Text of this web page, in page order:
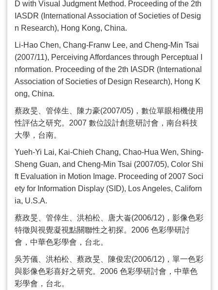
D with Visual Judgment Method. Proceeding of the 2th
IASDR (International Association of Societies of Desig
n Research), Hong Kong, China.
Li-Hao Chen, Chang-Franw Lee, and Cheng-Min Tsai
(2007/11), Perceiving Affordances through Perceptual I
nformation. Proceeding of the 2th IASDR (International
Association of Societies of Design Research), Hong K
ong, China.
蔡政旻、管倖生、陳力豪(2007/05) ，數位單眼相機使用
性評估之研究。 2007 數位設計創意研討會，南台科技
大學，台南。
Yueh-Yi Lai, Kai-Chieh Chang, Chao-Hua Wen, Shing-
Sheng Guan, and Cheng-Min Tsai (2007/05), Color Shi
ft Evaluation in Motion Image. Proceeding of 2007 Soci
ety for Information Display (SID), Los Angeles, Californ
ia, U.S.A.
蔡政旻、管倖生、洪柏松、唐大崙(2006/12) ，影像色彩
特徵與視覺凝視點關聯性之初探。 2006 色彩學研討
會，中華色彩學會，台北。
吳芳儀、洪柏松、蔡政旻、陳俊宏(2006/12) ，單一色彩
與影像色彩喜好之研究。 2006 色彩學研討會，中華色
彩學會，台北。